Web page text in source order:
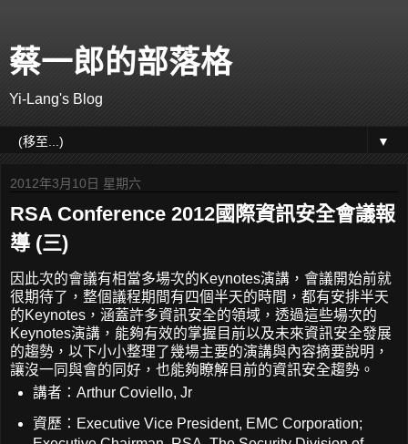
蔡一郎的部落格
Yi-Lang's Blog
▼
2012年3月10日 星期六
RSA Conference 2012國際資訊安全會議報
導 (三)
因此次的會議有相當多場次的Keynotes演講，會議開始前就
很期待了，整個議程期間有四個半天的時間，都有安排半天
的Keynotes，涵蓋許多資訊安全的領域，透過這些場次的
Keynotes演講，能夠有效的掌握目前以及未來資訊安全發展
的趨勢，以下小小整理了幾場主要的演講與內容摘要說明，
讓沒一同與會的同好，也能夠瞭解目前的資訊安全趨勢。
講者：Arthur Coviello, Jr
資歷：Executive Vice President, EMC Corporation;